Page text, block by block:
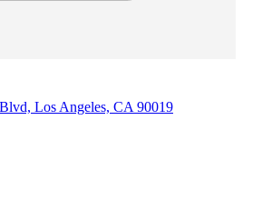
Los Angeles, CA 90019